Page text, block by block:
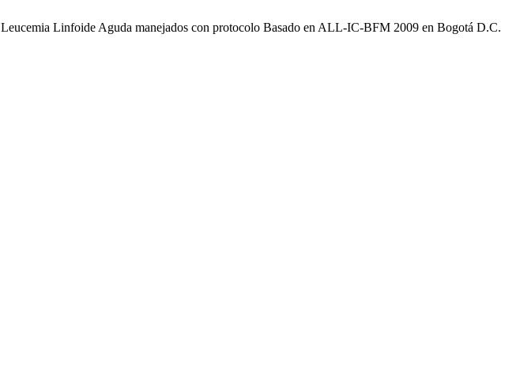
Linfoide Aguda manejados con protocolo Basado en ALL-IC-BFM 2009 en Bogotá D.C.